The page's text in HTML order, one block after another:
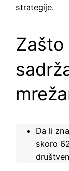
strategije.
Da li
skoro